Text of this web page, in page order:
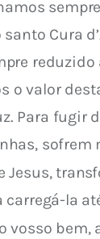
Cura
o valor
Para
Jesus,
la
vosso